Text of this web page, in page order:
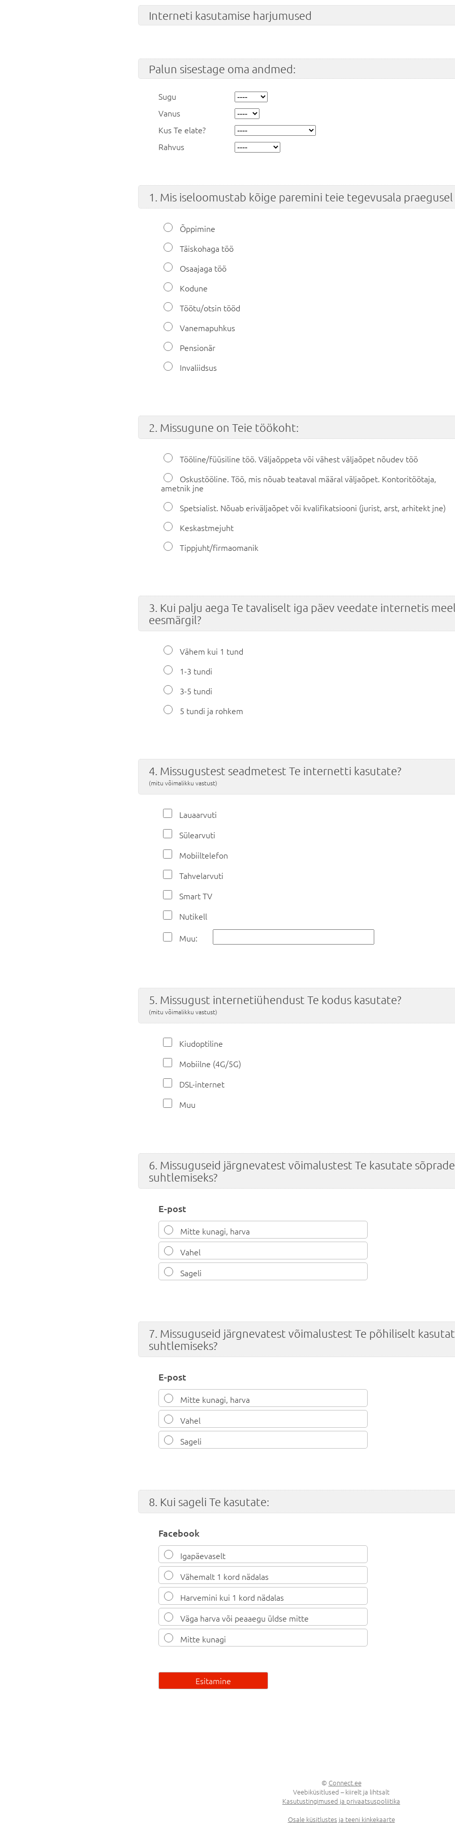
Interneti kasutamise harjumused
Palun sisestage oma andmed:
Sugu
Vanus
Kus Te elate?
Rahvus
1. Mis iseloomustab kõige paremini teie tegevusala
Õppimine
Täiskohaga töö
Osaajaga töö
Kodune
Töötu/otsin tööd
Vanemapuhkus
Pensionär
Invaliidsus
2. Missugune on Teie töökoht:
Tööline/füüsiline töö. Väljaõppeta või vähest väljaõpet nõudev töö
Oskustööline. Töö, mis nõuab teataval määral väljaõpet. Kontoritöötaja,
ametnik jne
Spetsialist. Nõuab eriväljaõpet või kvalifikatsiooni (jurist, arst, arhitekt jne)
Keskastmejuht
Tippjuht/firmaomanik
3. Kui palju aega Te tavaliselt iga päev veedate internetis
eesmärgil?
Vähem kui 1 tund
1-3 tundi
3-5 tundi
5 tundi ja rohkem
4. Missugustest seadmetest Te internetti kasutate?
(mitu võimalikku vastust)
Lauaarvuti
Sülearvuti
Mobiiltelefon
Tahvelarvuti
Smart TV
Nutikell
Muu:
5. Missugust internetiühendust Te kodus kasutate?
(mitu võimalikku vastust)
Kiudoptiline
Mobiilne (4G/5G)
DSL-internet
Muu
6. Missuguseid järgnevatest võimalustest Te kasutate
suhtlemiseks?
E-post
Mitte kunagi, harva
Vahel
Sageli
7. Missuguseid järgnevatest võimalustest Te põhiliselt
suhtlemiseks?
E-post
Mitte kunagi, harva
Vahel
Sageli
8. Kui sageli Te kasutate:
Facebook
Igapäevaselt
Vähemalt 1 kord nädalas
Harvemini kui 1 kord nädalas
Väga harva või peaaegu üldse mitte
Mitte kunagi
Esitamine
© Connect.ee
Veebiküsitlused – kiirelt ja lihtsalt
Kasutustingimused ja privaatsuspoliitika
Osale küsitlustes ja teeni kinkekaarte